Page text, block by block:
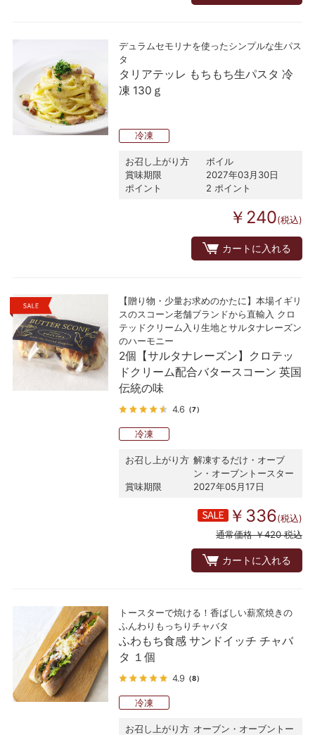
デュラムセモリナを使ったシンプルな生パス
タ
タリアテッレ もちもち生パスタ 冷
凍 130ｇ
冷凍
お召し上がり方
ボイル
賞味期限
2027年03月30日
ポイント
2 ポイント
￥240(税込)
カートに入れる
【贈り物・少量お求めのかたに】本場イギリ
スのスコーン老舗ブランドから直輸入 クロ
テッドクリーム入り生地とサルタナレーズン
のハーモニー
2個【サルタナレーズン】クロテッ
ドクリーム配合バタースコーン 英国
伝統の味
4.6 （7）
冷凍
お召し上がり方 解凍するだけ・オーブ
ン・オーブントースター
賞味期限
2027年05月17日
￥336(税込)
通常価格 ￥420 税込
カートに入れる
トースターで焼ける！香ばしい薪窯焼きの
ふんわりもっちりチャバタ
ふわもち食感 サンドイッチ チャバ
タ １個
4.9 （8）
冷凍
お召し上がり方 オーブン・オーブントー